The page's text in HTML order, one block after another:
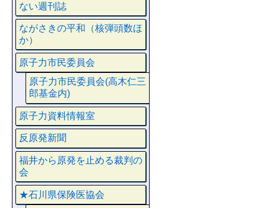
ない週刊誌
ながさきの平和（核弾頭数ほ
か）
原子力市民委員会
原子力市民委員会(高木仁三
郎基金内)
原子力資料情報室
反原発新聞
福井から原発を止める裁判の
会
★石川県保険医協会